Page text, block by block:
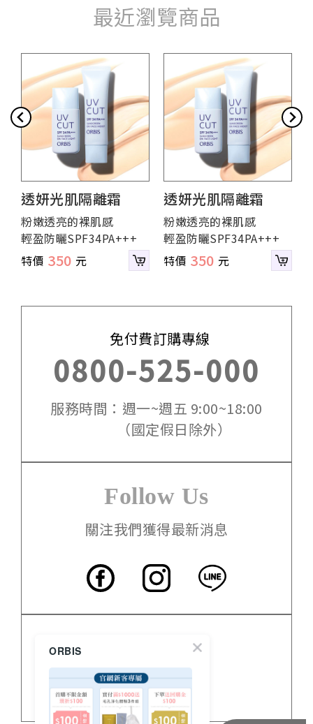
最近瀏覽商品
透妍光肌隔離霜
粉嫩透亮的裸肌感
輕盈防曬SPF34PA+++
350
透妍光肌隔離霜
粉嫩透亮的裸肌感
輕盈防曬SPF34PA+++
350
免付費訂購專線
0800-525-000
服務時間：週一~週五 9:00~18:00
（國定假日除外）
Follow Us
關注我們獲得最新消息
門市資訊
關於 ORBIS
ORBIS